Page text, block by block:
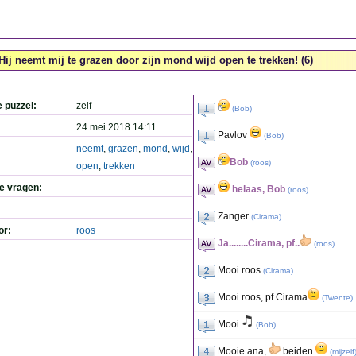
neemt mij te grazen door zijn mond wijd open te trekken! (6)
puzzel:
zelf
24 mei 2018 14:11
neemt, grazen, mond , wijd ,
open, trekken
vragen:
roos
(Bob)
Pavlov (Bob)
Bob (roos)
helaas, Bob (roos)
Zanger (Cirama)
Ja........Cirama, pf.. (roos)
Mooi roos (Cirama)
Mooi roos, pf Cirama (Twente)
Mooi (Bob)
Mooie ana, beiden (mijzelf)